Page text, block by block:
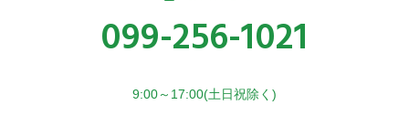
099-256-1021
9:00～17:00(土日祝除く)